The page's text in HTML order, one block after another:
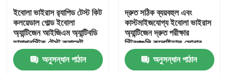
ইবোলা ভাইরাস র‍্যাপিড টেস্ট কিট
কলয়েডাল গোল্ড ইবোলা
অ্যান্টিজেন আইজিএম অ্যান্টিবডি
ডায়াগনস্টিক টেস্ট ক্যাসেট
হাসপাতালের ল্যাবরেটরি ইমার্জেন্সি
স্ক্রীনিংয়ের জন্যঅনুসন্ধান পাঠান
দ্রুত সঠিক ব্যয়বহুল এবং
কাস্টমাইজযোগ্য ইবোলা ভাইরাস
অ্যান্টিজেন দ্রুত পরীক্ষার
স্ট্রিপগুলি কলোইডাল সোনার
পদ্ধতির সাথে মেশিনবিহীন
অপারেবল অনুসন্ধান পাঠান